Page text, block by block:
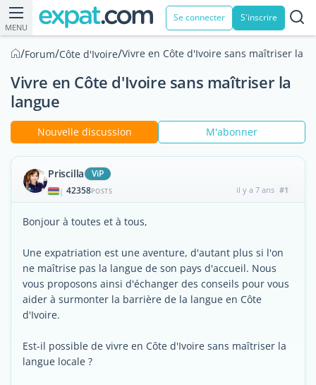
MENU
Se connecter S'inscrire
/Forum/Côte d'Ivoire/Vivre en Côte d'Ivoire sans maîtriser la
Vivre en Côte d'Ivoire sans maîtriser la
langue
Nouvelle discussion M'abonner
Priscilla ViP
| 42358POSTS il y a 7 ans #1
Bonjour à toutes et à tous,
Une expatriation est une aventure, d'autant plus si l'on
ne maîtrise pas la langue de son pays d'accueil. Nous
vous proposons ainsi d'échanger des conseils pour vous
aider à surmonter la barrière de la langue en Côte
d'Ivoire.
Est-il possible de vivre en Côte d'Ivoire sans maîtriser la
langue locale ?